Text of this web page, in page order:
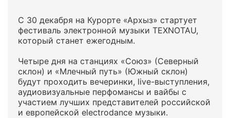
С 30 декабря на Курорте «Архыз» стартует
фестиваль электронной музыки TEXNOTAU,
который станет ежегодным.
Четыре дня на станциях «Союз» (Северный
склон) и «Млечный путь» (Южный склон)
будут проходить вечеринки, live-выступления,
аудиовизуальные перфомансы и вайбы с
участием лучших представителей российской
и европейской electrodance музыки.